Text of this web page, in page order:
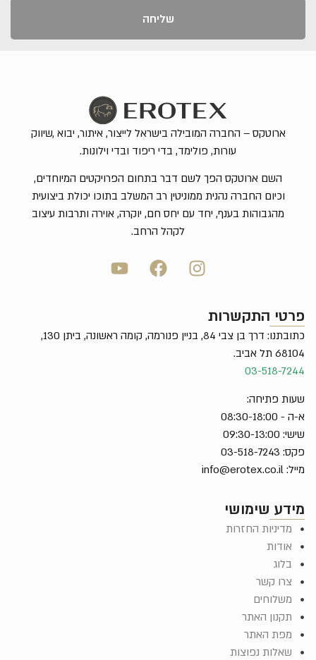
שליחה
מידע שימושי
מדיניות החזרות
אודות
בלוג
צרו קשר
משלוחים
תקנון האתר
מפת האתר
שאלות נפוצות
פרטי התקשרות
כתובתנו: דרך בן צבי 84, בניין פנורמה, קומה ראשונה, ביתן 130,
68104 תל אביב.
03-518-7244
שעות פתיחה:
א-ה - 08:30-18:00
שישי: 09:30-13:00
פקס: 03-518-7243
מייל: info@erotex.co.il
ארוטקס – החברה המובילה בישראל לייצור, איתור, יבוא ,שיווק
עורות, פולימד, בדי ריפוד ובדי וילונות.
השם ארוטקס הפך לשם דבר בתחום הפרויקטים המיוחדים,
וכיום החברה נהנית ממוניטין רב המשלב בתוכו יכולת ביצועית
מהגבוהות בענף, יחד עם יחס חם, יוקרה, אוירה ותרבות עיצוב
לקהל הרחב.